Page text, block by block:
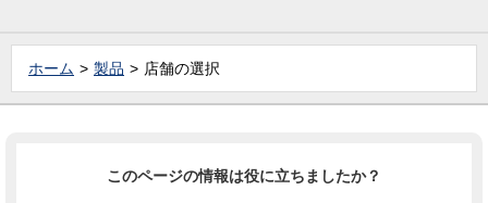
ホーム 製品 店舗の選択
このページの情報は役に立ちましたか？